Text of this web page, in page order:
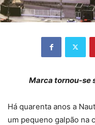
Marca tornou-se
Há quarenta anos a
um pequeno galpão na